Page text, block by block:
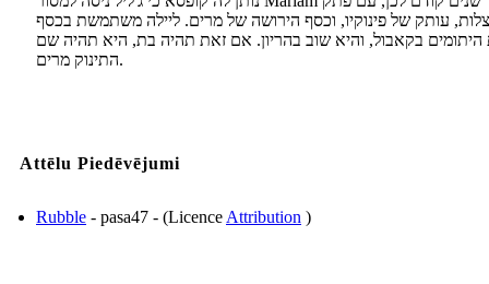
עותק של פינוקיו, וכסף הירושה של מרים. ליילה משתמשת בכסף
היתומים בקאבול, והיא שוב בהריון. אם זאת תהיה בת, היא תהיה שם
התינוק מרים.
Attēlu Piedēvējumi
Rubble - pasa47 - (Licence Attribution )